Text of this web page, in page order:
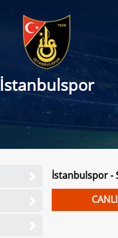
İstanbulspor
İstanbulspor -